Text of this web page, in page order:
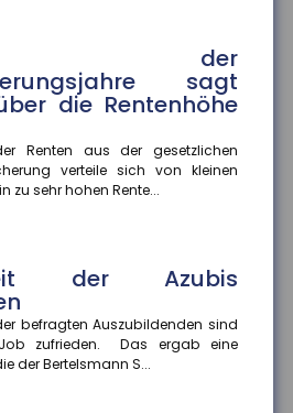
der
sagt
die Rentenhöhe
Renten aus der gesetzlichen
verteile sich von kleinen
zu sehr hohen Rente...
der Azubis
befragten Auszubildenden sind
zufrieden. Das ergab eine
der Bertelsmann S...
ZEW-Index um 15,8 Punkte an und
26,3 Punkte. Die Einschätzung der
Mietangebot in
um 57...
Kündigung: Private
fordert